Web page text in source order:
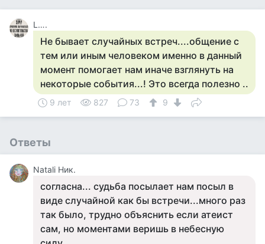
L….
Не бывает случайных встреч....общение с
тем или иным человеком именно в данный
момент помогает нам иначе взглянуть на
некоторые события...! Это всегда полезно ..
9 лет 827 73 9
Ответы
Natali Ник.
согласна... судьба посылает нам посыл в
виде случайной как бы встречи...много раз
так было, трудно объяснить если атеист
сам, но моментами веришь в небесную